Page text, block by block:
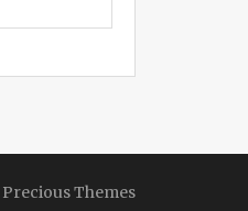
Precious Themes